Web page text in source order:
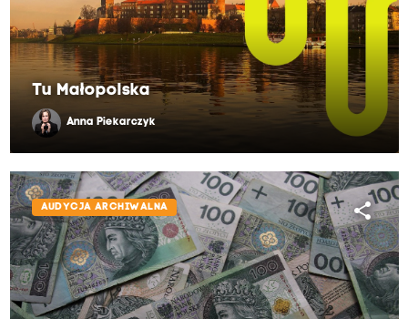
Tu Małopolska
Anna Piekarczyk
AUDYCJA ARCHIWALNA share